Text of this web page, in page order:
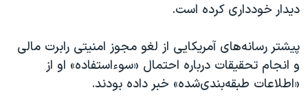
دیدار خودداری کرده است.
پیشتر رسانه‌های آمریکایی از لغو مجوز امنیتی رابرت مالی
و انجام تحقیقات درباره احتمال «سوءاستفاده» او از
«اطلاعات طبقه‌بندی‌شده» خبر داده بودند.